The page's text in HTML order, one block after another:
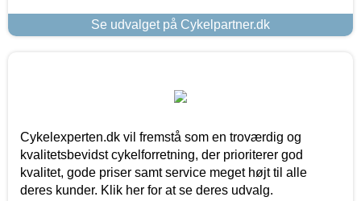
Se udvalget på Cykelpartner.dk
Cykelexperten.dk vil fremstå som en troværdig og
kvalitetsbevidst cykelforretning, der prioriterer god
kvalitet, gode priser samt service meget højt til alle
deres kunder. Klik her for at se deres udvalg.